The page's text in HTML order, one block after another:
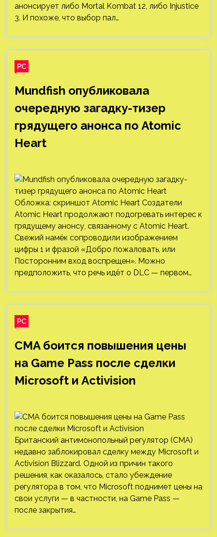
анонсирует либо Mortal Kombat 12, либо Injustice
3. И похоже, что выбор пал…
PC
Mundfish опубликовала
очередную загадку-тизер
грядущего анонса по Atomic
Heart
Обложка: скриншот Atomic Heart Создатели
Atomic Heart продолжают подогревать интерес к
грядущему анонсу, связанному с Atomic Heart.
Свежий намёк сопроводили изображением
цифры 1 и фразой «Добро пожаловать, или
Посторонним вход воспрещен». Можно
предположить, что речь идёт о DLC — первом…
PC
CMA боится повышения цены
на Game Pass после сделки
Microsoft и Activision
Британский антимонопольный регулятор (CMA)
недавно заблокировал сделку между Microsoft и
Activision Blizzard. Одной из причин такого
решения, как оказалось, стало убеждение
регулятора в том, что Microsoft поднимет цены на
свои услуги — в частности, на Game Pass —
после закрытия…